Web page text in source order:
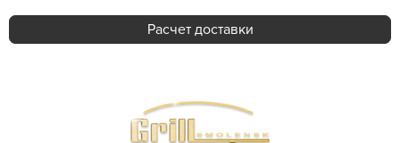
Расчет доставки